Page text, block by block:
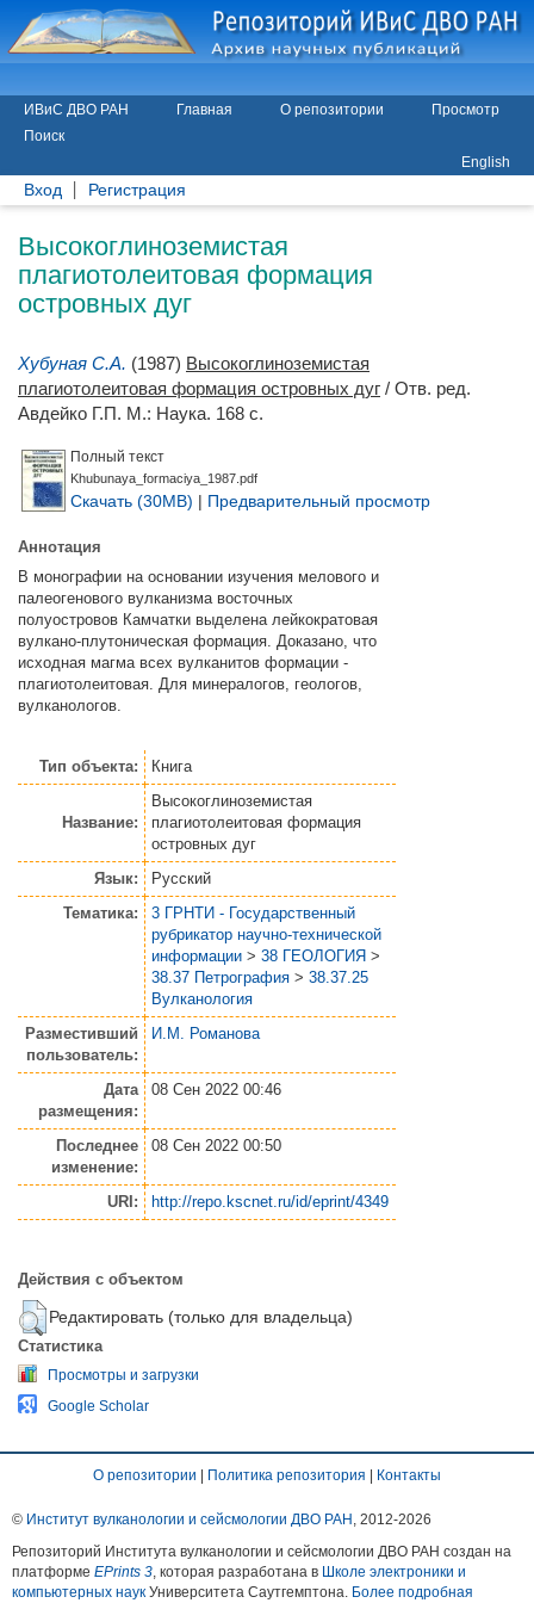
ИВиС ДВО РАН Главная О репозитории
Просмотр
Поиск
English
Вход Регистрация
Высокоглиноземистая
плагиотолеитовая формация
островных дуг
Хубуная С.А. (1987) Высокоглиноземистая
плагиотолеитовая формация островных дуг / Отв. ред.
Авдейко Г.П. М.: Наука. 168 с.
Полный текст
Khubunaya_formaciya_1987.pdf
Скачать (30MB) | Предварительный просмотр
Аннотация
В монографии на основании изучения мелового и
палеогенового вулканизма восточных
полуостровов Камчатки выделена лейкократовая
вулкано-плутоническая формация. Доказано, что
исходная магма всех вулканитов формации -
плагиотолеитовая. Для минералогов, геологов,
вулканологов.
Тип объекта: Книга
Название:
Высокоглиноземистая
плагиотолеитовая формация
островных дуг
Язык:
Русский
Тематика:
3 ГРНТИ - Государственный
рубрикатор научно-технической
информации > 38 ГЕОЛОГИЯ >
38.37 Петрография > 38.37.25
Вулканология
Разместивший
пользователь:
И.М. Романова
Дата
размещения:
08 Сен 2022 00:46
Последнее
изменение:
08 Сен 2022 00:50
URI: http://repo.kscnet.ru/id/eprint/4349
Действия с объектом
Редактировать (только для владельца)
Статистика
Просмотры и загрузки
Google Scholar
О репозитории | Политика репозитория | Контакты
© Институт вулканологии и сейсмологии ДВО РАН , 2012-2026
Репозиторий Института вулканологии и сейсмологии ДВО РАН создан на
платформе EPrints 3 , которая разработана в Школе электроники и
компьютерных наук Университета Саутгемптона. Более подробная